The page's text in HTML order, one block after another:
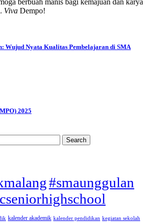
berbuah manis bagi kemajuan dan karya
Viva Dempo!
Wujud Nyata Kualitas Pembelajaran di SMA
2025
#smaunggulan
kalender akademik kalender pendidikan kegiatan sekolah